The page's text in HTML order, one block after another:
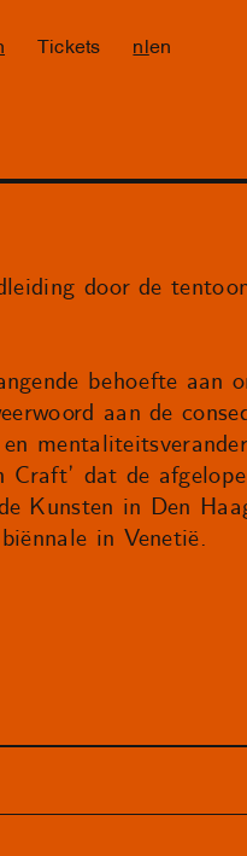
Tickets nl en
door de
behoefte
aan de
Craft’ dat de
Kunsten in Den
in Venetië.